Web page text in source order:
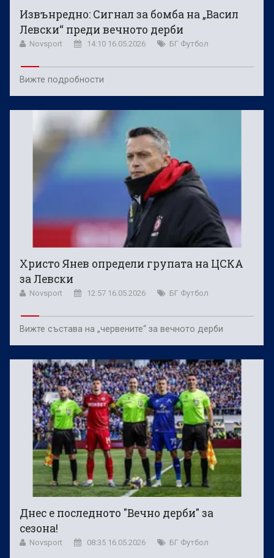
Извънредно: Сигнал за бомба на „Васил
Левски“ преди вечното дерби
Novsport 14:10 16.05.2026 БГ Футбол
Вижте подробности
Христо Янев определи групата на ЦСКА
за Левски
Novsport 12:57 16.05.2026 БГ Футбол
Вижте състава на „червените“ за вечното дерби
Днес е последното "Вечно дерби" за
сезона!
Novsport 08:35 16.05.2026 БГ Футбол